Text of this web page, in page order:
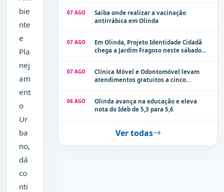
bie
nte
e
Pla
nej
am
ent
o
Ur
ba
no,
dá
co
nti
07 AGO
Saiba onde realizar a vacinação
antirrábica em Olinda
07 AGO
Em Olinda, Projeto Identidade Cidadã
chega a Jardim Fragoso neste sábado
07 AGO
Clínica Móvel e Odontomóvel levam
atendimentos gratuitos a cinco
06 AGO
Olinda avança na educação e eleva
nota do Ideb de 5,3 para 5,6
Ver todas